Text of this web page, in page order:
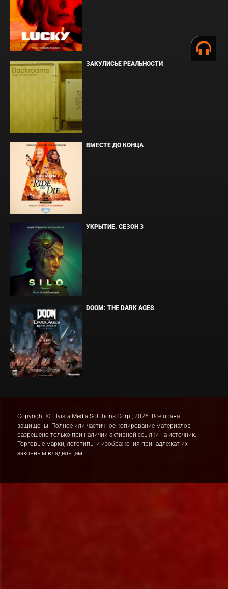
ЗАКУЛИСЬЕ РЕАЛЬНОСТИ
ВМЕСТЕ ДО КОНЦА
УКРЫТИЕ. СЕЗОН 3
DOOM: THE DARK AGES
Copyright © Elvista Media Solutions Corp., 2026. Все права
защищены. Полное или частичное копирование материалов
разрешено только при наличии активной ссылки на источник.
Торговые марки, логотипы и изображения принадлежат их
законным владельцам.